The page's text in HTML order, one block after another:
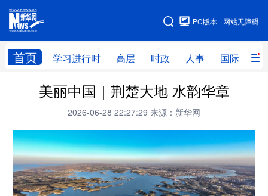
网站无障碍
PC版本
首页 学习进行时 高层 时政 人事 国际 财
网站地图
学习进行时 高层 时政 人事
财经 网评
台湾 教育
科技 科创 量子 体育
文化 书画 健康 军事
美丽中国｜荆楚大地 水韵华章
2026-06-28 22:27:29 来源：新华网